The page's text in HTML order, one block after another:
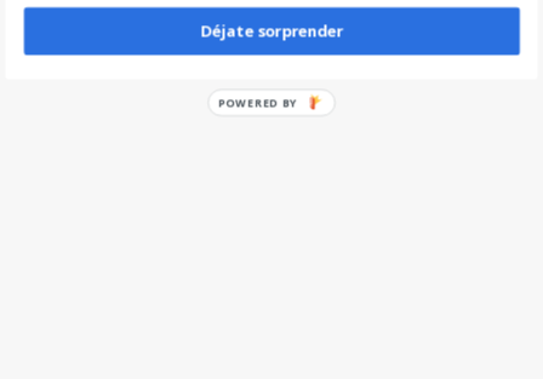
Déjate sorprender
POWERED BY